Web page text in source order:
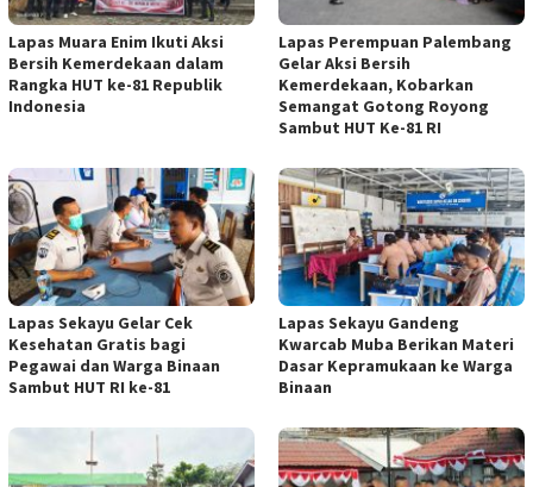
Lapas Muara Enim Ikuti Aksi
Bersih Kemerdekaan dalam
Rangka HUT ke-81 Republik
Indonesia
Lapas Perempuan Palembang
Gelar Aksi Bersih
Kemerdekaan, Kobarkan
Semangat Gotong Royong
Sambut HUT Ke-81 RI
Lapas Sekayu Gelar Cek
Kesehatan Gratis bagi
Pegawai dan Warga Binaan
Sambut HUT RI ke-81
Lapas Sekayu Gandeng
Kwarcab Muba Berikan Materi
Dasar Kepramukaan ke Warga
Binaan